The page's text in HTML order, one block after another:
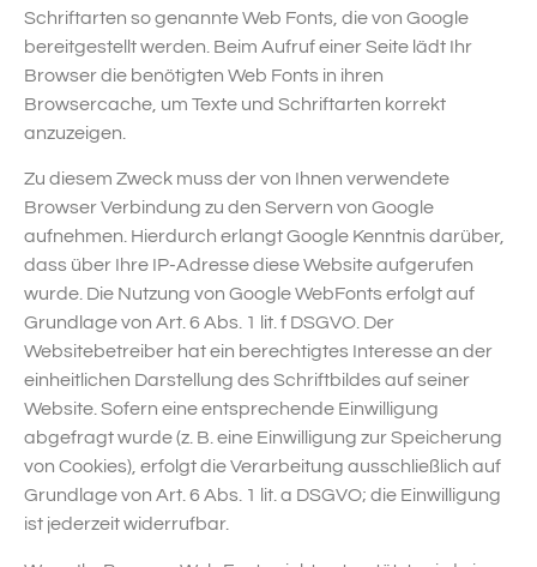
Schriftarten so genannte Web Fonts, die von Google
bereitgestellt werden. Beim Aufruf einer Seite lädt Ihr
Browser die benötigten Web Fonts in ihren
Browsercache, um Texte und Schriftarten korrekt
anzuzeigen.
Zu diesem Zweck muss der von Ihnen verwendete
Browser Verbindung zu den Servern von Google
aufnehmen. Hierdurch erlangt Google Kenntnis darüber,
dass über Ihre IP-Adresse diese Website aufgerufen
wurde. Die Nutzung von Google WebFonts erfolgt auf
Grundlage von Art. 6 Abs. 1 lit. f DSGVO. Der
Websitebetreiber hat ein berechtigtes Interesse an der
einheitlichen Darstellung des Schriftbildes auf seiner
Website. Sofern eine entsprechende Einwilligung
abgefragt wurde (z. B. eine Einwilligung zur Speicherung
von Cookies), erfolgt die Verarbeitung ausschließlich auf
Grundlage von Art. 6 Abs. 1 lit. a DSGVO; die Einwilligung
ist jederzeit widerrufbar.